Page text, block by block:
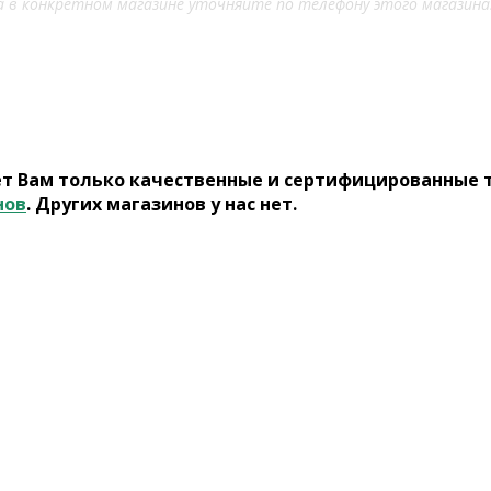
только качественные и сертифицированные
. Других магазинов у нас нет.